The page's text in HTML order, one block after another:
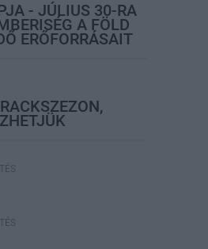
- JÚLIUS 30-RA
A FÖLD
ERŐFORRÁSAIT